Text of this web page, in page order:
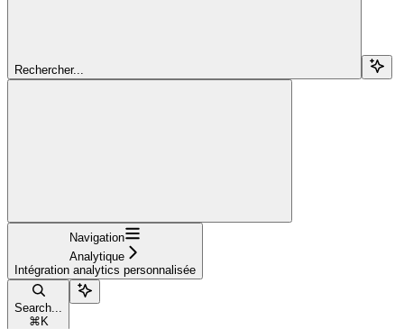
Rechercher...
Navigation
Analytique
Intégration analytics personnalisée
Search...
⌘ K